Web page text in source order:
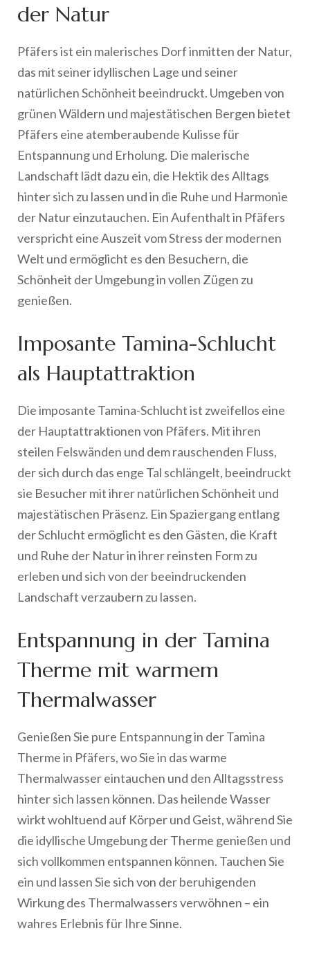
der Natur
Pfäfers ist ein malerisches Dorf inmitten der Natur,
das mit seiner idyllischen Lage und seiner
natürlichen Schönheit beeindruckt. Umgeben von
grünen Wäldern und majestätischen Bergen bietet
Pfäfers eine atemberaubende Kulisse für
Entspannung und Erholung. Die malerische
Landschaft lädt dazu ein, die Hektik des Alltags
hinter sich zu lassen und in die Ruhe und Harmonie
der Natur einzutauchen. Ein Aufenthalt in Pfäfers
verspricht eine Auszeit vom Stress der modernen
Welt und ermöglicht es den Besuchern, die
Schönheit der Umgebung in vollen Zügen zu
genießen.
Imposante Tamina-Schlucht
als Hauptattraktion
Die imposante Tamina-Schlucht ist zweifellos eine
der Hauptattraktionen von Pfäfers. Mit ihren
steilen Felswänden und dem rauschenden Fluss,
der sich durch das enge Tal schlängelt, beeindruckt
sie Besucher mit ihrer natürlichen Schönheit und
majestätischen Präsenz. Ein Spaziergang entlang
der Schlucht ermöglicht es den Gästen, die Kraft
und Ruhe der Natur in ihrer reinsten Form zu
erleben und sich von der beeindruckenden
Landschaft verzaubern zu lassen.
Entspannung in der Tamina
Therme mit warmem
Thermalwasser
Genießen Sie pure Entspannung in der Tamina
Therme in Pfäfers, wo Sie in das warme
Thermalwasser eintauchen und den Alltagsstress
hinter sich lassen können. Das heilende Wasser
wirkt wohltuend auf Körper und Geist, während Sie
die idyllische Umgebung der Therme genießen und
sich vollkommen entspannen können. Tauchen Sie
ein und lassen Sie sich von der beruhigenden
Wirkung des Thermalwassers verwöhnen – ein
wahres Erlebnis für Ihre Sinne.